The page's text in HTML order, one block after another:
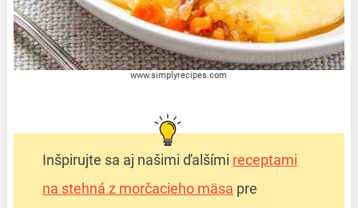
www.simplyrecipes.com
Inšpirujte sa aj našimi ďalšími receptami
na stehná z morčacieho mäsa pre